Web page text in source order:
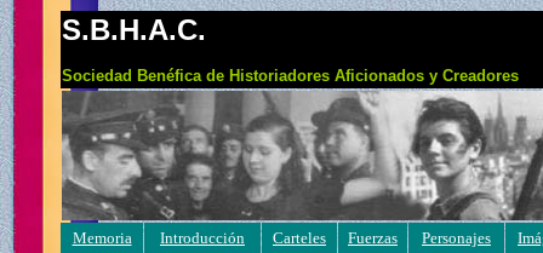
S.B.H.A.C.
Sociedad Benéfica de Historiadores Aficionados y Creadores
Memoria Introducción Carteles Fuerzas Personajes